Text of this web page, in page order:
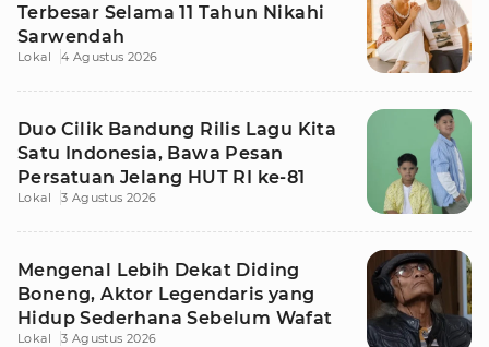
Terbesar Selama 11 Tahun Nikahi
Sarwendah
Lokal 4 Agustus 2026
Duo Cilik Bandung Rilis Lagu Kita
Satu Indonesia, Bawa Pesan
Persatuan Jelang HUT RI ke-81
Lokal 3 Agustus 2026
Mengenal Lebih Dekat Diding
Boneng, Aktor Legendaris yang
Hidup Sederhana Sebelum Wafat
Lokal 3 Agustus 2026